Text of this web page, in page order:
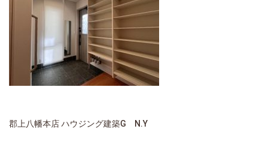
郡上八幡本店 ハウジング建築G N.Y